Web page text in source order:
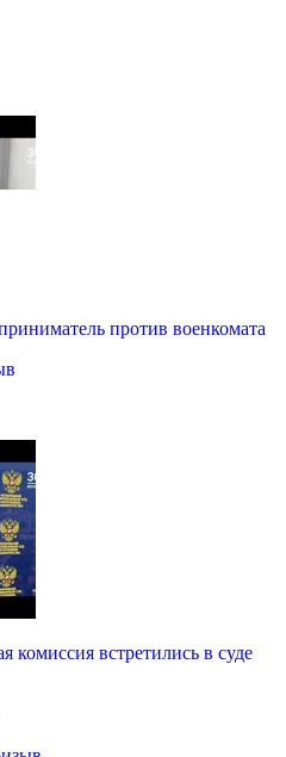
против военкомата
встретились в суде